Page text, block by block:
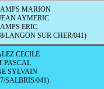
MARION
AYMERIC
ERIC
LANGON SUR CHER/041)
CECILE
PASCAL
SYLVAIN
SALBRIS/041)